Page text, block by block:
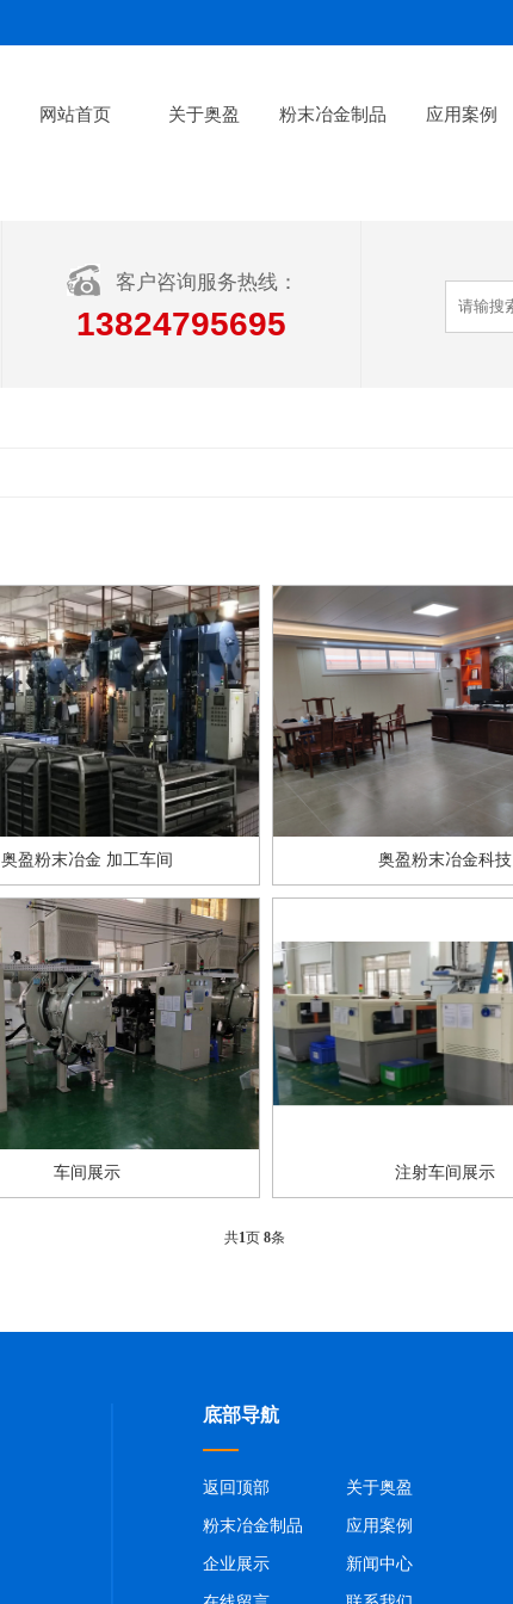
网站首页 关于奥盈 粉末冶金制品 应用案例
客户咨询服务热线：
13824795695
奥盈粉末冶金 加工车间 奥盈粉末冶金科技
车间展示 注射车间展示
共1页 8条
底部导航
返回顶部 关于奥盈
粉末冶金制品 应用案例
企业展示 新闻中心